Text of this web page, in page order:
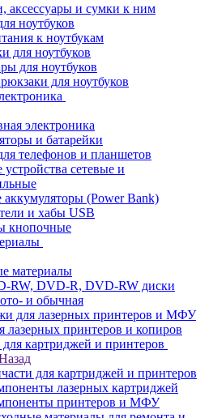
аксессуары и сумки к ним
ноутбуков
к ноутбукам
для ноутбуков
для ноутбуков
для ноутбуков
электроника
и батарейки
телефонов и планшетов
устройства сетевые и
(Power Bank)
и хабы USB
кнопочные
материалы
RW, DVD-R, DVD-RW диски
и обычная
для лазерных принтеров и МФУ
лазерных принтеров и копиров
для картриджей и принтеров
для картриджей и принтеров
лазерных картриджей
принтеров и МФУ